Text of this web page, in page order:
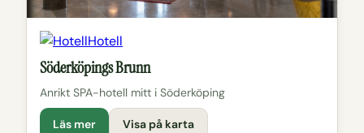
Hotell
Söderköpings Brunn
Anrikt SPA-hotell mitt i Söderköping
Läs mer Visa på karta